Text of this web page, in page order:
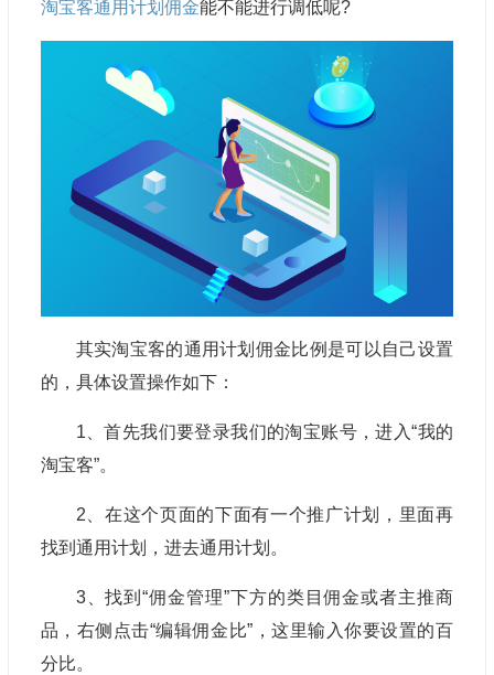
淘宝客通用计划佣金能不能进行调低呢?
其实淘宝客的通用计划佣金比例是可以自己设置
的，具体设置操作如下：
1、首先我们要登录我们的淘宝账号，进入“我的
淘宝客”。
2、在这个页面的下面有一个推广计划，里面再
找到通用计划，进去通用计划。
3、找到“佣金管理”下方的类目佣金或者主推商
品，右侧点击“编辑佣金比”，这里输入你要设置的百
分比。